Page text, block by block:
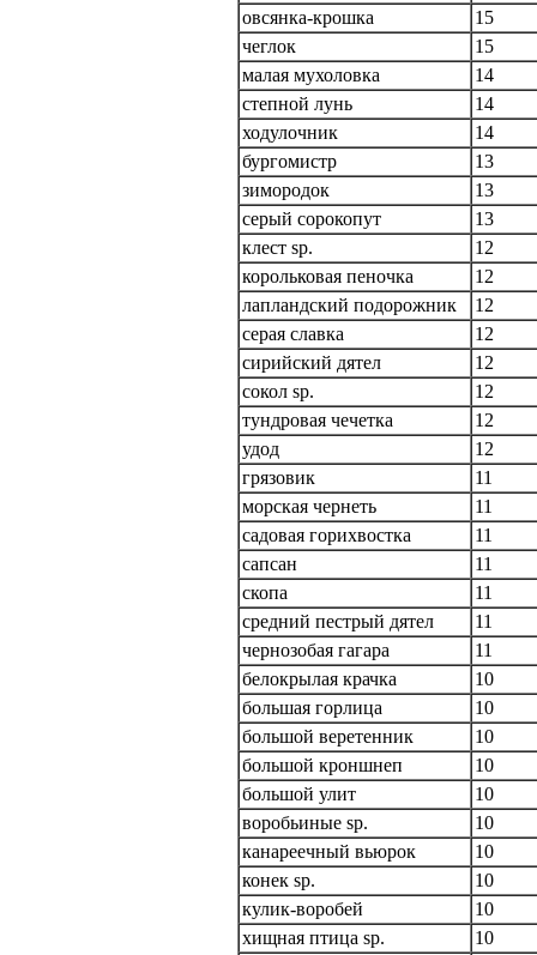
овсянка-крошка
15
чеглок
15
малая мухоловка
14
степной лунь
14
ходулочник
14
бургомистр
13
зимородок
13
серый сорокопут
13
клест sp.
12
корольковая пеночка
12
лапландский подорожник
12
серая славка
12
сирийский дятел
12
сокол sp.
12
тундровая чечетка
12
удод
12
грязовик
11
морская чернеть
11
садовая горихвостка
11
сапсан
11
скопа
11
средний пестрый дятел
11
чернозобая гагара
11
белокрылая крачка
10
большая горлица
10
большой веретенник
10
большой кроншнеп
10
большой улит
10
воробьиные sp.
10
канареечный вьюрок
10
конек sp.
10
кулик-воробей
10
хищная птица sp.
10